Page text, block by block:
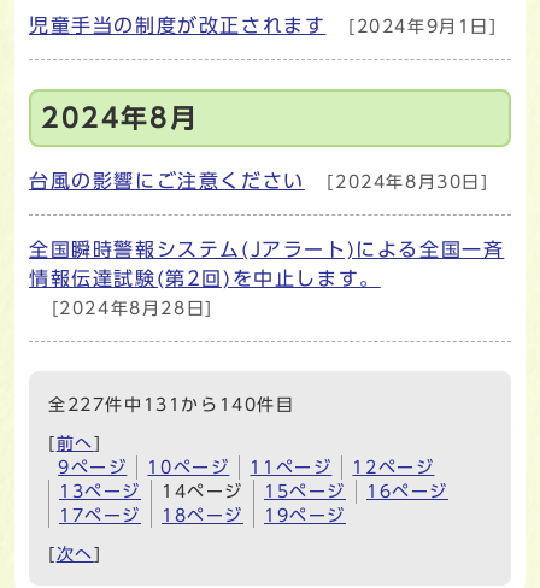
児童手当の制度が改正されます [2024年9月1日]
2024年8月
台風の影響にご注意ください [2024年8月30日]
全国瞬時警報システム(Jアラート)による全国一斉
情報伝達試験(第2回)を中止します。
[2024年8月28日]
全227件中131から140件目
[前へ]
9ページ
10ページ 11ページ
12ページ
13ページ
14ページ 15ページ
16ページ
17ページ
18ページ 19ページ
[次へ]